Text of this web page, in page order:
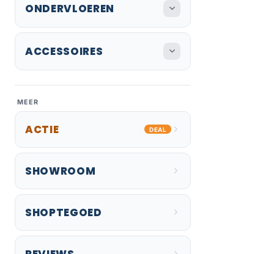
ONDERVLOEREN
ACCESSOIRES
MEER
ACTIE DEAL
SHOWROOM
SHOPTEGOED